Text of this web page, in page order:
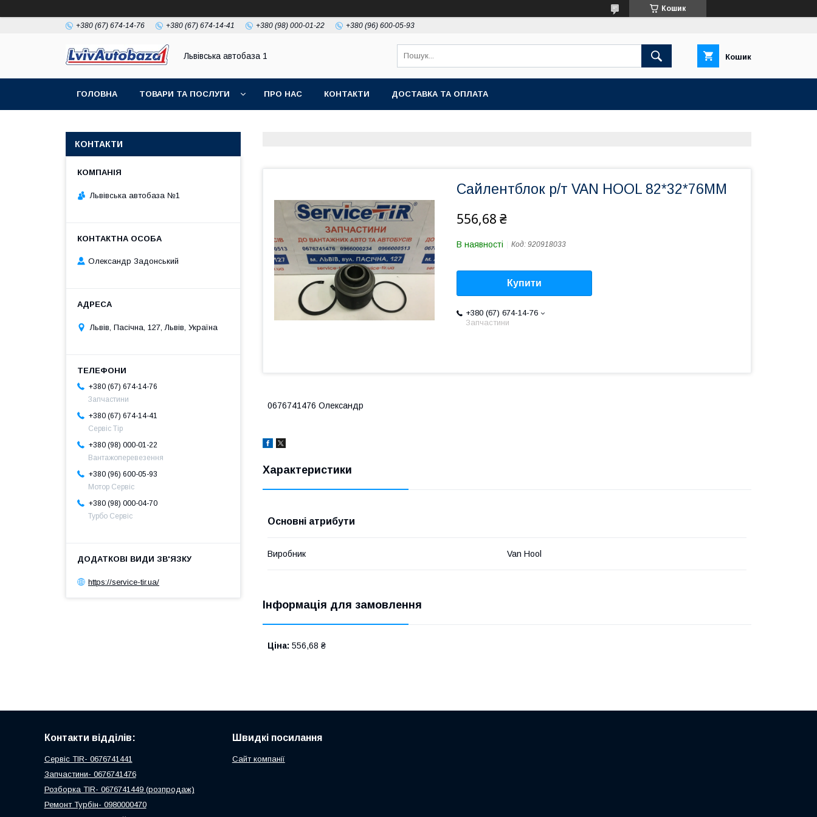
Кошик
+380 (67) 674-14-76 +380 (67) 674-14-41 +380 (98) 000-01-22 +380 (96) 600-05-93
Львівська автобаза 1 Кошик
ГОЛОВНА ТОВАРИ ТА ПОСЛУГИ ПРО НАС КОНТАКТИ ДОСТАВКА ТА ОПЛАТА
Сайлентблок р/т VAN HOOL 82*32*76MM
556,68 ₴
В наявності Код: 920918033
Купити
+380 (67) 674-14-76
Запчастини
0676741476 Олександр
Характеристики
Основні атрибути
Виробник Van Hool
Інформація для замовлення
Ціна: 556,68 ₴
КОНТАКТИ
Львівська автобаза №1
Олександр Задонський
Львів, Пасічна, 127, Львів, Україна
+380 (67) 674-14-76
Запчастини
+380 (67) 674-14-41
Сервіс Тір
+380 (98) 000-01-22
Вантажоперевезення
+380 (96) 600-05-93
Мотор Сервіс
+380 (98) 000-04-70
Турбо Сервіс
https://service-tir.ua/
Контакти відділів:
Сервіс TIR- 0676741441
Запчастини- 0676741476
Розборка TIR- 0676741449 (розпродаж)
Ремонт Турбін- 0980000470
Швидкі посилання
Сайт компанії